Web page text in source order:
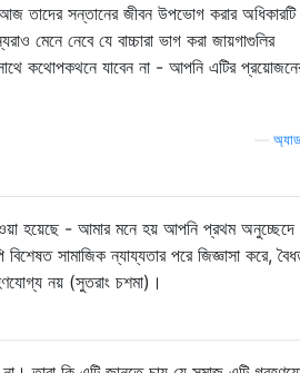
তাদের সন্তানের জীবন উপভোগ করার
নেবে যে বাচ্চারা ভাগ করা জায়গাগুলির
কথোপকথনে যাবেন না - আপনি এটির
হয়েছে - আমার মনে হয় আপনি প্রথম অনুচ্ছেদে
সামাজিক ন্যায্যতার পরে জিজ্ঞাসা করে,
নয় (সুতরাং চশমা)।